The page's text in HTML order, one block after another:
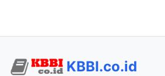
KBBI.co.id